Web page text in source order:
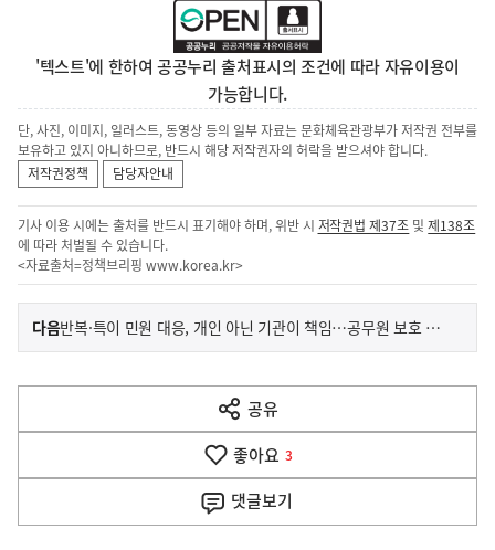
'텍스트'에 한하여 공공누리 출처표시의 조건에 따라 자유이용이
가능합니다.
단, 사진, 이미지, 일러스트, 동영상 등의 일부 자료는 문화체육관광부가 저작권 전부를
보유하고 있지 아니하므로, 반드시 해당 저작권자의 허락을 받으셔야 합니다.
저작권정책
담당자안내
기사 이용 시에는 출처를 반드시 표기해야 하며, 위반 시 저작권법 제37조 및제138조
에 따라 처벌될 수 있습니다.
<자료출처=정책브리핑 www.korea.kr>
이
전
다
음
다음기
사
반복·특이 민원 대응, 개인 아닌 기관이 책임…공무원 보호 강화
공유
열
기
좋아요 3
댓글보기